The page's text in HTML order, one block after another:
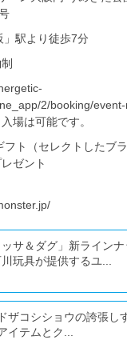
」駅より徒歩7分
2/booking/
場は可能です。
フト（セレクトしたブ
ゼント
ッサ＆ダグ」新ライン
玩具が提供するユ...
ザコシショウの誇張し
イテムとク...